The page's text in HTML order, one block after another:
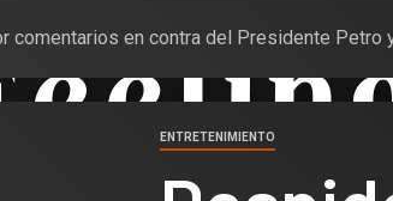
comentarios en contra del Presidente Petro
ENTRETENIMIENTO